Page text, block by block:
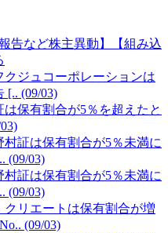
告など株主異動】【組み込
ジュコーポレーションは
[.. (09/03)
保有割合が5％を超えたと
証は保有割合が5％未満に
(09/03)
証は保有割合が5％未満に
(09/03)
リエートは保有割合が増
(09/03)